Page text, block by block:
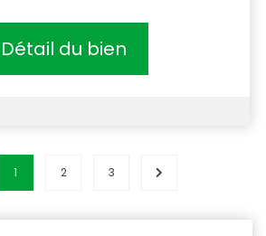
Détail du bien
1 2 3